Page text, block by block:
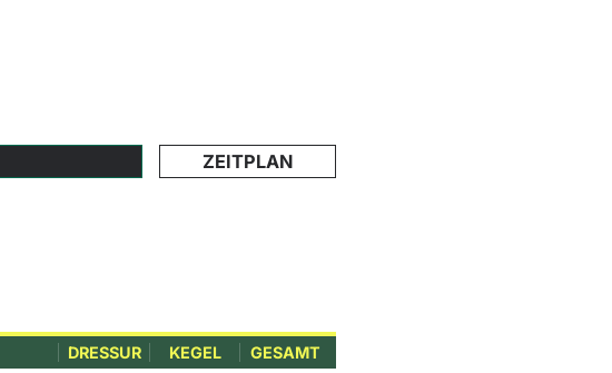
ZEITPLAN
DRESSUR KEGEL GESAMT